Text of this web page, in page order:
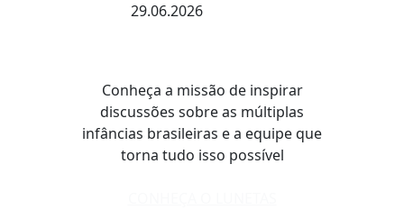
29.06.2026
Conheça a missão de inspirar
discussões sobre as múltiplas
infâncias brasileiras e a equipe que
torna tudo isso possível